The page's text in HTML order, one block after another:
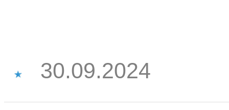
30.09.2024